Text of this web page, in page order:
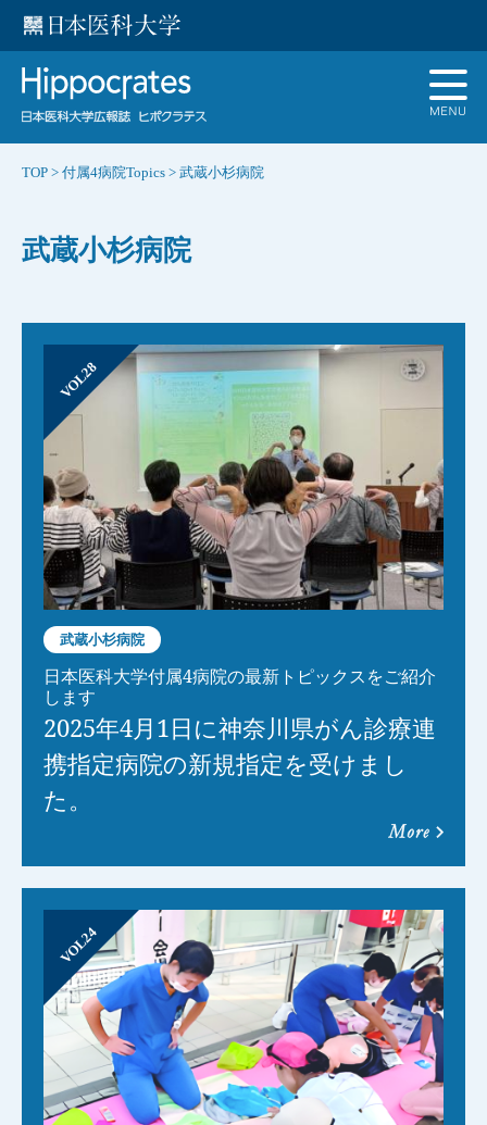
TOP > 付属4病院Topics > 武蔵小杉病院
武蔵小杉病院
VOL28
武蔵小杉病院
日本医科大学付属4病院の最新トピックスをご紹介
します
2025年4月1日に神奈川県がん診療連
携指定病院の新規指定を受けまし
た。
VOL24